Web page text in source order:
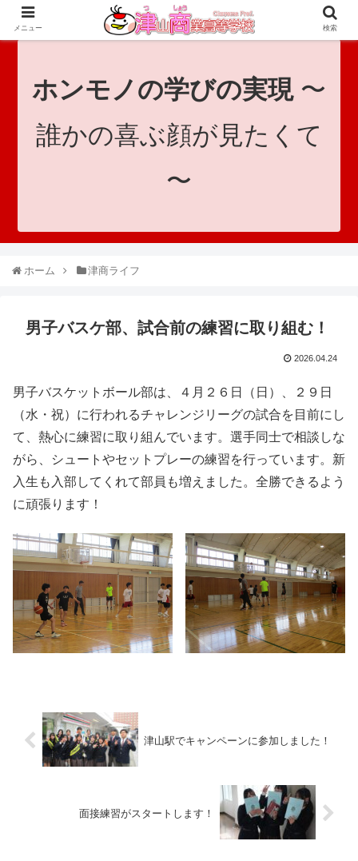
since 1921｜地域と共に未来へつなげ！｜Tsuyama Commercial High School
ホンモノの学びの実現〜
誰かの喜ぶ顔が見たくて
〜
ホーム 津商ライフ
男子バスケ部、試合前の練習に取り組む！
2026.04.24
男子バスケットボール部は、４月２６日（日）、２９日
（水・祝）に行われるチャレンジリーグの試合を目前にし
て、熱心に練習に取り組んでいます。選手同士で相談しな
がら、シュートやセットプレーの練習を行っています。新
入生も入部してくれて部員も増えました。全勝できるよう
に頑張ります！
津山駅でキャンペーンに参加しました！
面接練習がスタートします！
メニュー 検索